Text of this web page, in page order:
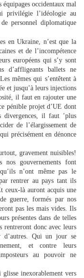
occidentaux mal
privilégie l’idéologie au
personnel diplomatique
en Ukraine, n’est que la
et de l’incompétence
européens qui s’y sont
d’affligeants ballets ne
mêmes qui s’entêtent à
et jusqu’à leurs injections
il faut en rajouter une
pénible projet d’UE dont
divergences, il faut ’plus
de l’élargissement de
précisément en dénonce
gravement nuisibles!
nos gouvernements font
n’ont même pas le
rentrer au pays tant ils
ceux-là auront acquis une
guerre, formés par nos
pas les mais vides. Ils
présentes dans de telles
donc avec leurs
d’autres. Qui un jour se
et contre leurs
au pouvoir ne
glisse inexorablement vers